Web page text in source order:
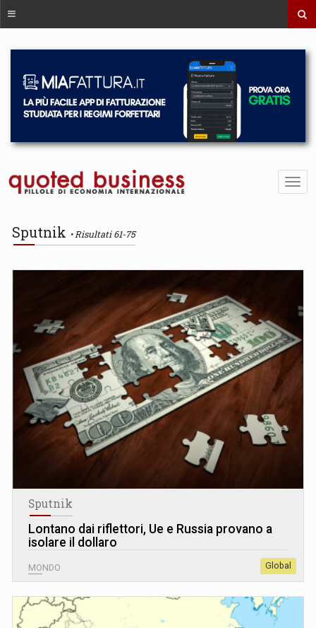
Sputnik Risultati 61-75
Sputnik
Lontano dai riflettori, Ue e Russia provano a
isolare il dollaro
MONDO Global